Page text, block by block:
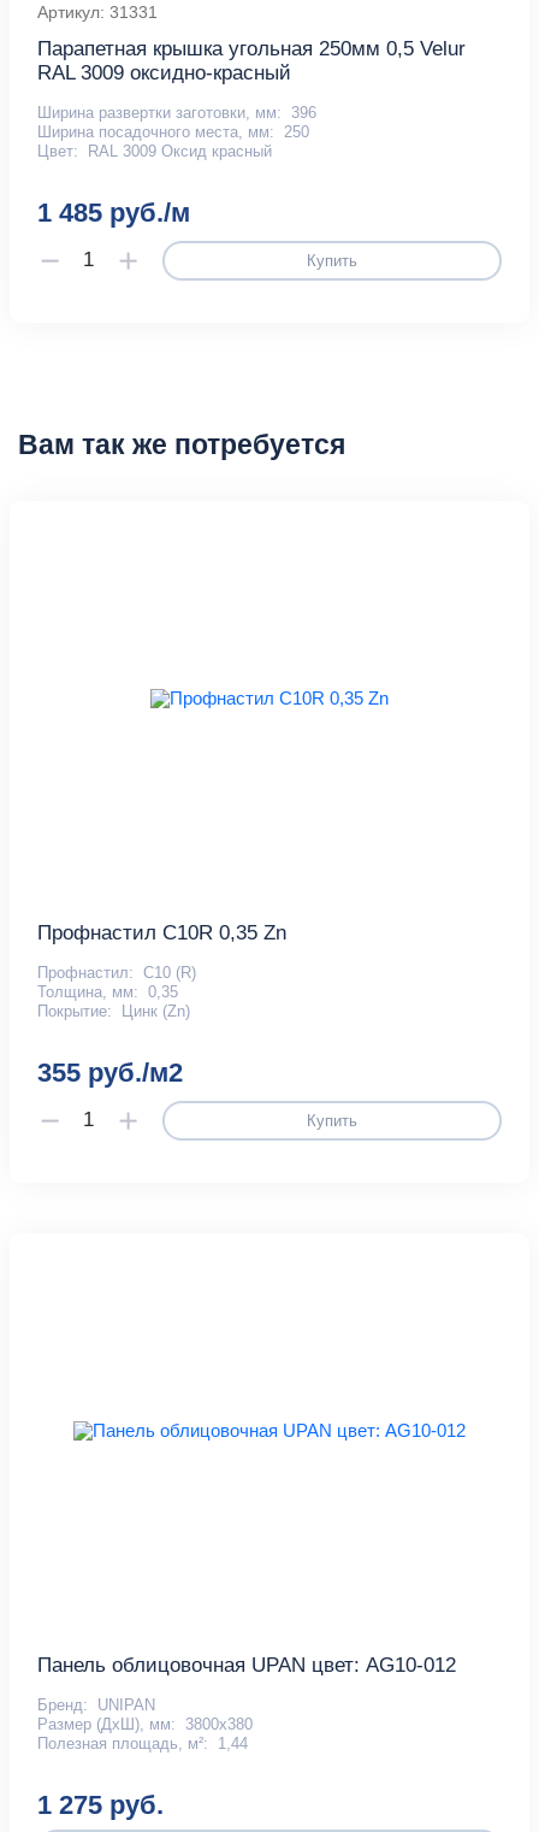
Артикул: 31331
Парапетная крышка угольная 250мм 0,5 Velur
RAL 3009 оксидно-красный
Ширина развертки заготовки, мм:
396
Ширина посадочного места, мм: 250
Цвет:
RAL 3009 Оксид красный
1 485 руб./м
Купить
Вам так же потребуется
Профнастил С10R 0,35 Zn
Профнастил: С10 (R)
Толщина, мм: 0,35
Покрытие:
Цинк (Zn)
355 руб./м2
Купить
Панель облицовочная UPAN цвет: АG10-012
Бренд:
UNIPAN
Размер (ДхШ), мм:
3800х380
Полезная площадь, м²:
1,44
1 275 руб.